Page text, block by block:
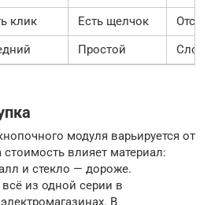
клик Есть щелчок
Простой
модуля варьируется от
стоимость влияет материал:
и стекло — дороже.
из одной серии в
В